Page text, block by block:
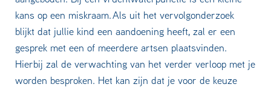
kans op een miskraam. Als uit het vervolgonderzoek
blijkt dat jullie kind een aandoening heeft, zal er een
gesprek met een of meerdere artsen plaatsvinden.
Hierbij zal de verwachting van het verder verloop met je
worden besproken. Het kan zijn dat je voor de keuze